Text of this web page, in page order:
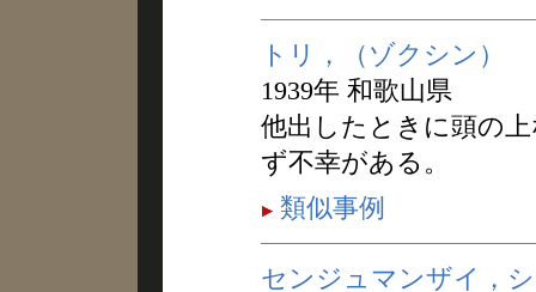
トリ，（ゾクシン）
1939年 和歌山県
他出したときに頭の
ず不幸がある。
類似事例
センジュマンザイ，